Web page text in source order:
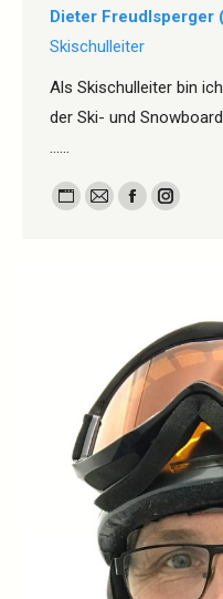
Dieter Freudlsperger
Skischulleiter
Als Skischulleiter bin
der Ski- und
……
Persönlicher
E-
Facebook